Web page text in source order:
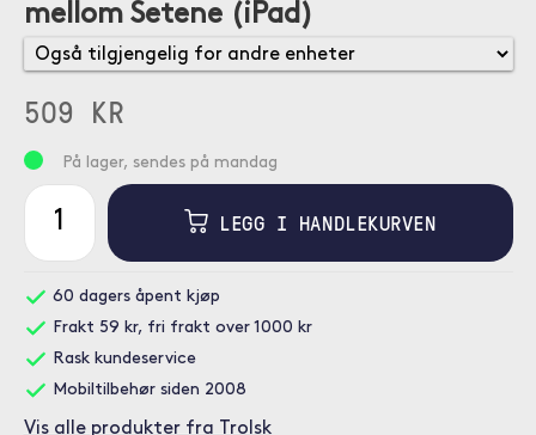
mellom Setene (iPad)
509 KR
På lager, sendes på mandag
LEGG I HANDLEKURVEN
60 dagers åpent kjøp
Frakt 59 kr, fri frakt over 1000 kr
Rask kundeservice
Mobiltilbehør siden 2008
Vis alle produkter fra Trolsk